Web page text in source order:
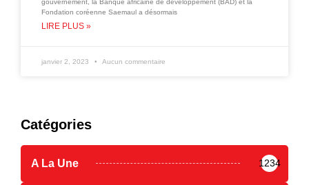
gouvernement, la Banque africaine de développement (BAD) et la
Fondation coréenne Saemaul a désormais
LIRE PLUS »
janvier 2, 2023 Aucun commentaire
Catégories
A La Une 1234